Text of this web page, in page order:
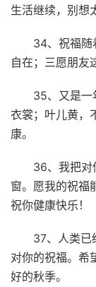
生活继续，别想
34、祝福随
自在；三愿朋友
35、又是一
衣裳；叶儿黄，
康。
36、我把对
窗。愿我的祝福
祝你健康快乐！
37、人类已
对你的祝福。希
好的秋季。